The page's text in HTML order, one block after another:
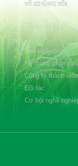
VỀ CHÚNG TÔI
Hồ sơ công ty
Sơ đồ tổ chức
Ban lãnh đạo
Hệ thống phân
Công ty thành viên
Đối tác
Cơ hội nghề